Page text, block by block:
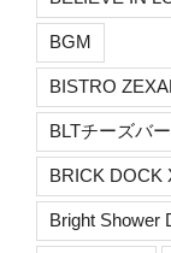
BGM
BISTRO
BLTチーズバ
BRICK DOCK
Bright Shower